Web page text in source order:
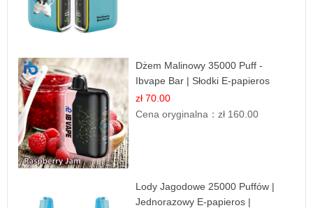
Dżem Malinowy 35000 Puff -
Ibvape Bar | Słodki E-papieros
Jednorazowy
zł 70.00
Cena oryginalna：zł 160.00
Lody Jagodowe 25000 Puffów |
Jednorazowy E-papieros |